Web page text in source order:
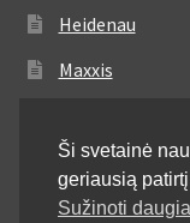
Heidenau
Maxxis
Michelin
Mitas
Ši svetainė
geriausią
Sužinoti